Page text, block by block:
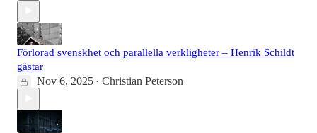
Förlorad svenskhet och parallella verkligheter – Henrik Schildt
gästar
Nov 6, 2025 • Christian Peterson